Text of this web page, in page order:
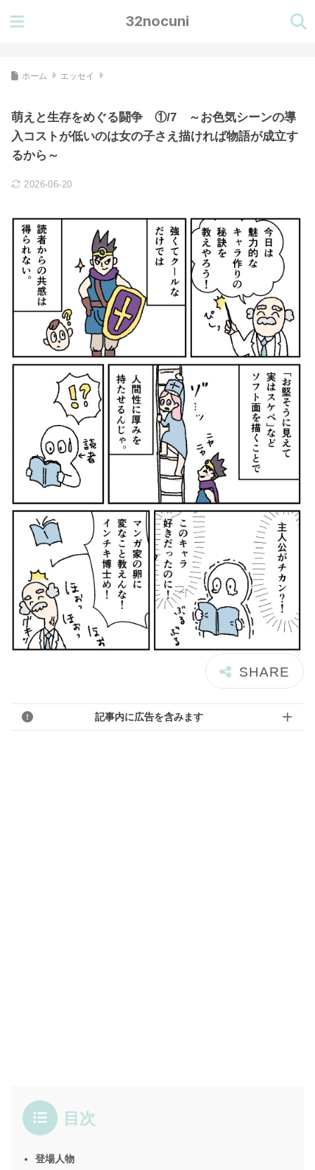
32nocuni
ホーム エッセイ
萌えと生存をめぐる闘争 ①/7 ～お色気シーンの導
入コストが低いのは女の子さえ描ければ物語が成立す
るから～
2026-06-20
記事内に広告を含みます
目次
登場人物